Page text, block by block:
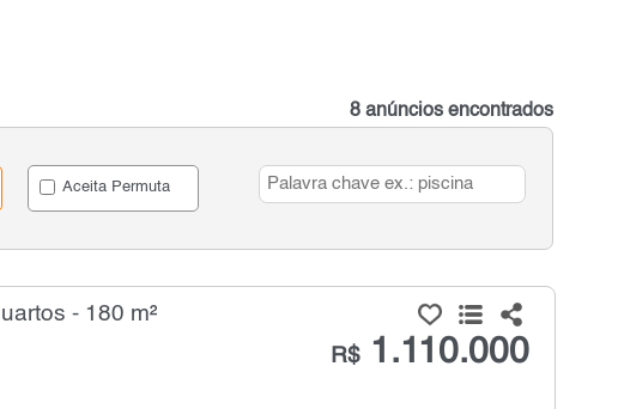
8 anúncios encontrados
Aceita Permuta
- 180 m²
R$1.110.000